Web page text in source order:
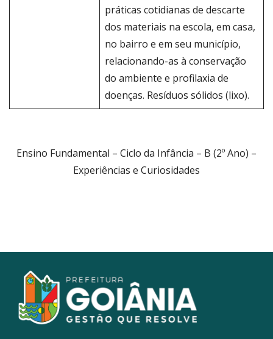
práticas cotidianas de descarte
dos materiais na escola, em casa,
no bairro e em seu município,
relacionando-as à conservação
do ambiente e profilaxia de
doenças. Resíduos sólidos (lixo).
Ensino Fundamental – Ciclo da Infância – B (2º Ano) –
Experiências e Curiosidades